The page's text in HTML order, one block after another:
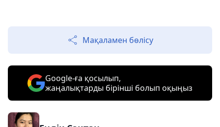
Мақаламен бөлісу
Google-ға қосылып,
жаңалықтарды бірінші болып оқыңыз